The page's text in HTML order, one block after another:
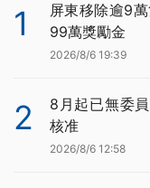
1
屏東移除逾9
99萬獎勵金
2026/8/6 19:39
2
8月起已無委
核准
2026/8/6 12:58